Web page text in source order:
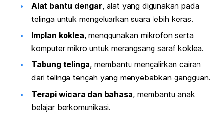
Alat bantu dengar, alat yang digunakan pada
telinga untuk mengeluarkan suara lebih keras.
Implan koklea, menggunakan mikrofon serta
komputer mikro untuk merangsang saraf koklea.
Tabung telinga, membantu mengalirkan cairan
dari telinga tengah yang menyebabkan gangguan.
Terapi wicara dan bahasa, membantu anak
belajar berkomunikasi.